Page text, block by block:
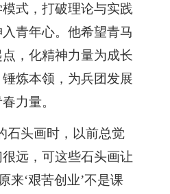
式，打破理论与实践
青年心。他希望青马
，化精神力量为成长
炼本领，为兵团发展
力量。
石头画时，以前总觉
远，可这些石头画让
来‘艰苦创业’不是课